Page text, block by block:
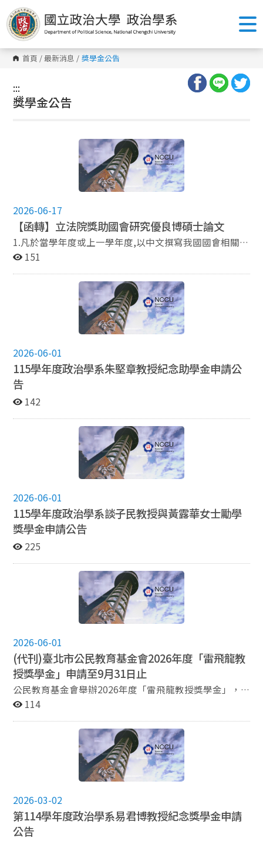
跳
到
主
要
內
容
區 首頁 /最新消息 / 獎學金公告
:::
:::
獎學金公告
2026-06-17
【函轉】立法院獎助國會研究優良博碩士論文
1.凡於當學年度或上一學年度,以中文撰寫我國國會相關議
題之博、碩士論文(如我國國會之制度、功能、地位、議
可之國內公私立大學院校研究所博、碩士學位者皆得申
請。 2.每年獎助名額以博士論文一名、碩士論文三名為原
則,本院得視預算、參與審查論文篇數及評審結果調整增
加或不足額。 3.博士論文之獎助金額每名新臺幣十萬元,
碩士論文之獎助金額每名新臺幣五萬元(以上均含稅)。 4.
一日起至七月三十一日止,以郵戳為憑,逾期不予受理。 詳
請請參閱附件
151
2026-06-01
115學年度政治學系朱堅章教授紀念助學金申請公
告
142
2026-06-01
115學年度政治學系談子民教授與黃露華女士勵學
獎學金申請公告
225
2026-06-01
(代刊)臺北市公民教育基金會2026年度「雷飛龍教
授獎學金」申請至9月31日止
公民教育基金會舉辦2026年度「雷飛龍教授獎學金」，
主要獎助論文主題為民主議題與政治參與相關， 本次獎助
細資訊請見公民教育基金會網站：
https://reurl.cc/O682jA
114
2026-03-02
第114學年度政治學系易君博教授紀念獎學金申請
公告